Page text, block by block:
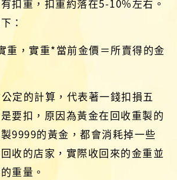
扣重，扣重約落在5-10%左右。
：
重，實重*當前金價＝所賣得的金
定的計算，代表著一錢扣損五
要扣，原因為黃金在回收重製的
9999的黃金，都會消耗掉一些
收的店家，實際收回來的金重並
重量。